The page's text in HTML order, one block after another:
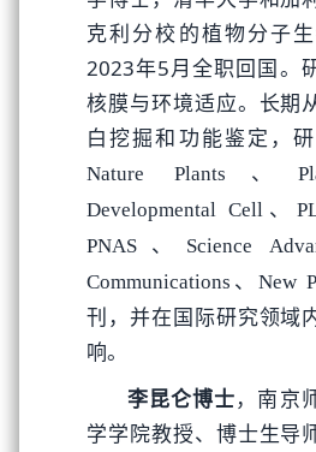
克利分校的植物分子生
2023年5月全职回国。
核膜与环境适应。长期
白挖掘和功能鉴定，
Nature Plants、
Developmental Cell、
PNAS、Science
Communications、New
刊，并在国际研究领域
响。
李昆仑博士，南京
学学院教授、博士生导